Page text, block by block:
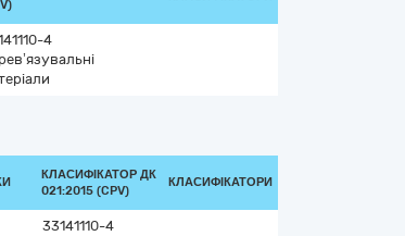
4
КЛАСИФІКАТОР ДК
021:2015 (CPV)
КЛАСИФІКАТОРИ
33141110-4